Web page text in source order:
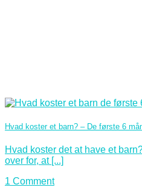
Hvad koster et barn? – De første 6
Hvad koster det at have et
over for, at [...]
1 Comment